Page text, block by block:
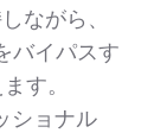
ながら、
バイパスす
す。
ショナル